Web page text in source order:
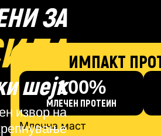
ЗА
шејк
извор на
ИМПАКТ
100%
МЛЕЧЕН ПРОТЕИН
Млечна маст